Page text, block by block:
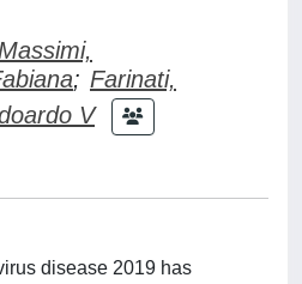
Massimi,
; Farinati,
V
disease 2019 has